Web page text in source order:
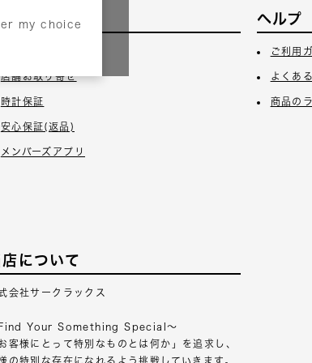
my choice
ービス
店舗お取り寄せ
時計保証
安心保証(返品)
メンバーズアプリ
ヘルプ
ご利用
よくあ
商品の
店について
会社サークラックス
Your Something Special～
お客様にとって特別なものとは何か」を追求し、
の特別な存在になれるよう挑戦していきます。